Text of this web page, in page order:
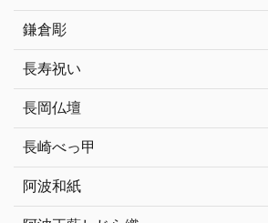
鎌倉彫
長寿祝い
長岡仏壇
長崎べっ甲
阿波和紙